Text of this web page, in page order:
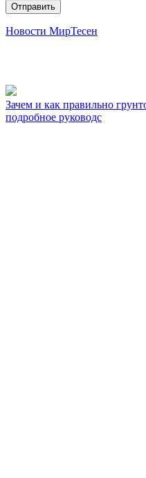
Отправить
Новости МирТесен
Зачем и как правильно
подробное руководс